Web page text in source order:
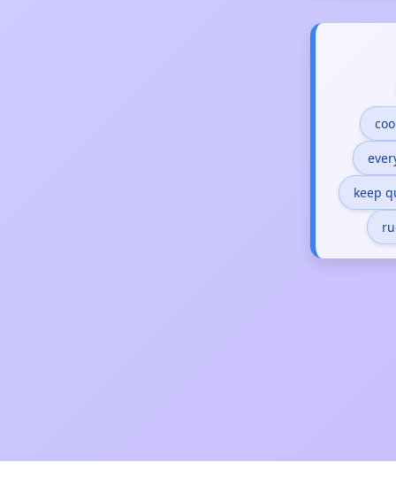
keep